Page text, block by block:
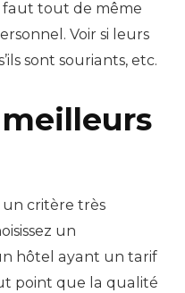
faut tout de même
Voir si leurs
sont souriants, etc.
critère très
un
hôtel ayant un tarif
point que la qualité